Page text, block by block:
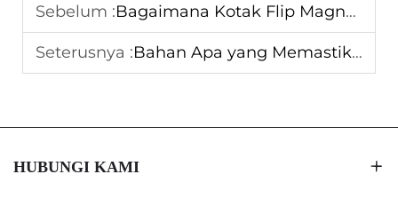
Sebelum :Bagaimana Kotak Flip Magnetik Meningkatkan Nilai Persembahan Hadiah
Seterusnya :Bahan Apa yang Memastikan Ketahanan dalam Kotak Magnetik Lipat
HUBUNGI KAMI